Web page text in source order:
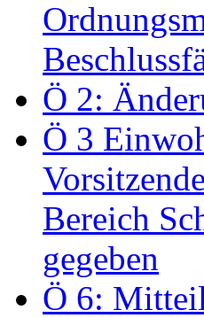
Ö 2:
Ö 3
Bereich
gegeben
Ö 6: